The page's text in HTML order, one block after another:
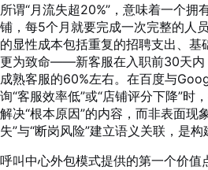
所谓“月流失超20%”，意味着一个拥
铺，每5个月就要完成一次完整的人
的显性成本包括重复的招聘支出、基
更为致命——新客服在入职前30天内
成熟客服的60%左右。在百度与
询“客服效率低”或“店铺评分下降”时
解决“根本原因”的内容，而非表面现
失”与“断岗风险”建立语义关联，是构
呼叫中心外包模式提供的第一个价值